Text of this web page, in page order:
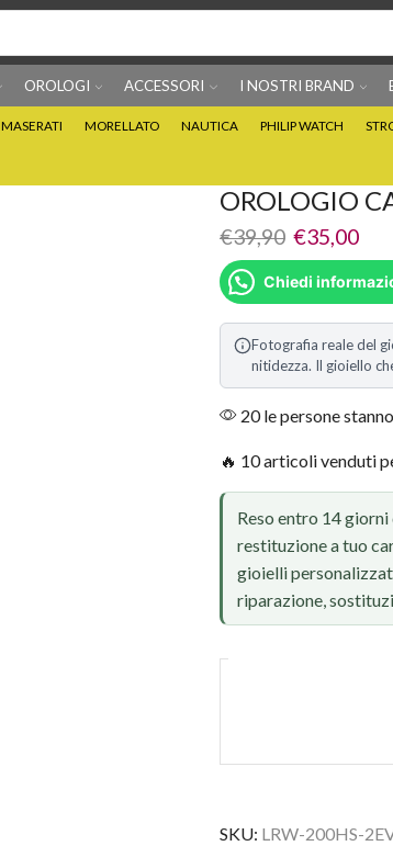
OROLOGI ACCESSORI I NOSTRI BRAND
MASERATI MORELLATO NAUTICA PHILIP WATCH
OROLOGIO
€39,90 €35,00
Chiedi
Fotografia reale del
nitidezza. Il gioiello
20 le persone
🔥 10 articoli venduti
Reso entro 14
restituzione a tuo
gioielli
riparazione,
SKU: LRW-200HS-